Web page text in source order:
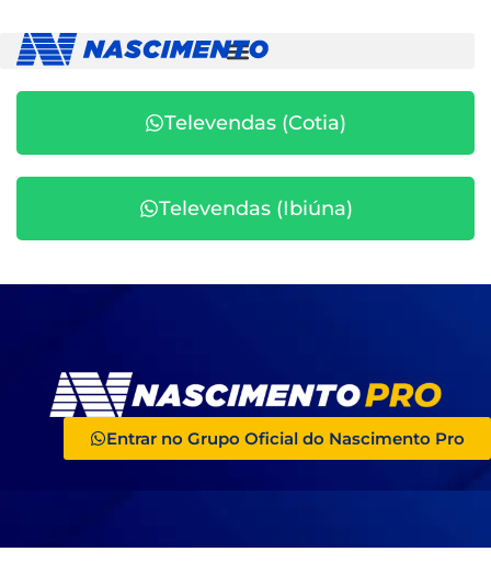
Televendas (Cotia)
Televendas (Ibiúna)
Entrar no Grupo Oficial do Nascimento Pro